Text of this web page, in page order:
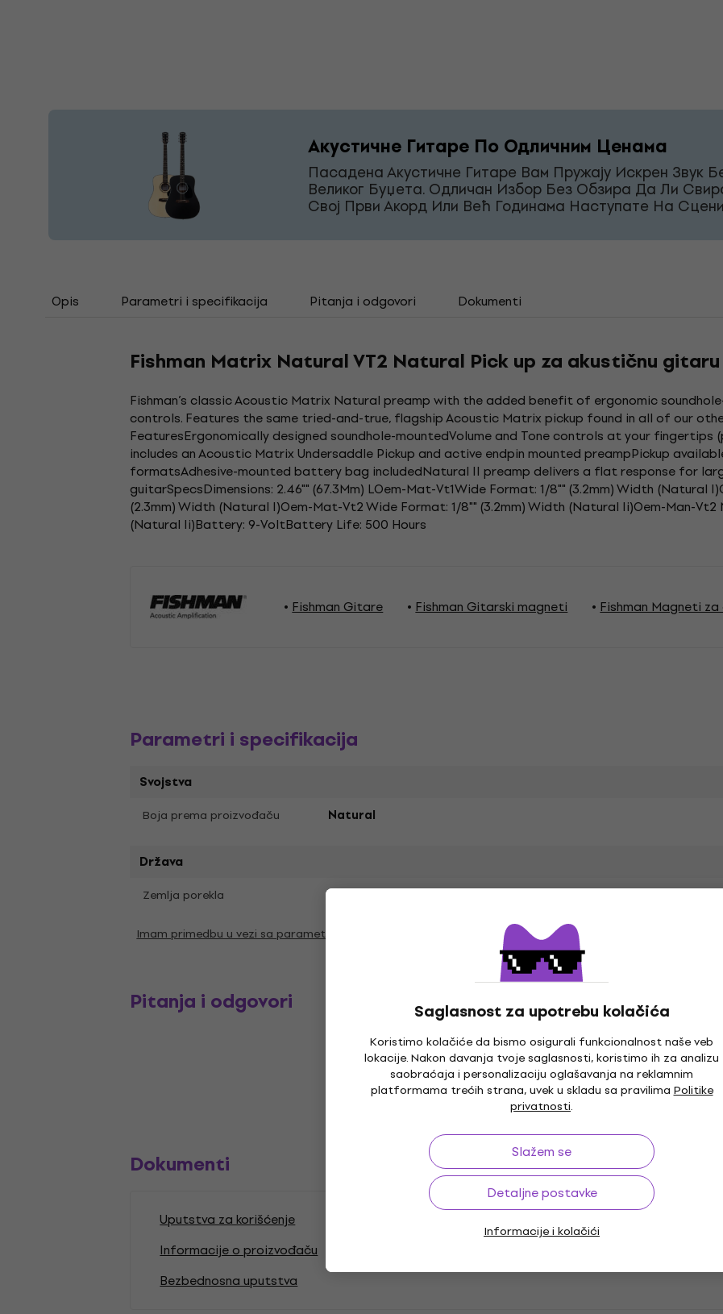
Saglasnost za upotrebu kolačića
Koristimo kolačiće da bismo osigurali funkcionalnost naše veb
lokacije. Nakon davanja tvoje saglasnosti, koristimo ih za analizu
saobraćaja i personalizaciju oglašavanja na reklamnim
platformama trećih strana, uvek u skladu sa pravilima Politike
privatnosti.
Slažem se
Detaljne postavke
Informacije i kolačići
Акустичне Гитаре По Одличним Ценама
Пасадена Акустичне Гитаре Вам Пружају Искрен Звук
Великог Буџета. Одличан Избор Без Обзира Да Ли
Свој Први Акорд Или Већ Годинама Наступате На
Opis Parametri i specifikacija Pitanja i odgovori Dokumenti
Fishman Matrix Natural VT2 Natural Pick up za akustičnu gitaru
Fishman’s classic Acoustic Matrix Natural preamp with the added benefit of ergonomic
controls. Features the same tried-and-true, flagship Acoustic Matrix pickup found in all of our
FeaturesErgonomically designed soundhole-mountedVolume and Tone controls at your fingertips
includes an Acoustic Matrix Undersaddle Pickup and active endpin mounted preampPickup
formatsAdhesive-mounted battery bag includedNatural II preamp delivers a flat response for
guitarSpecsDimensions: 2.46"" (67.3Mm) LOem-Mat-Vt1Wide Format: 1/8"" (3.2mm) Width (Natural
(2.3mm) Width (Natural I)Oem-Mat-Vt2 Wide Format: 1/8"" (3.2mm) Width (Natural Ii)Oem-Man-
(Natural Ii)Battery: 9-VoltBattery Life: 500 Hours
Fishman Gitare Fishman Gitarski magneti Fishman Magneti
Parametri i specifikacija
Svojstva
Boja prema proizvođaču Natural
Država
Zemlja porekla Kina
Imam primedbu u vezi sa parametrima
Pitanja i odgovori
Dokumenti
Uputstva za korišćenje
Informacije o proizvođaču
Bezbednosna uputstva